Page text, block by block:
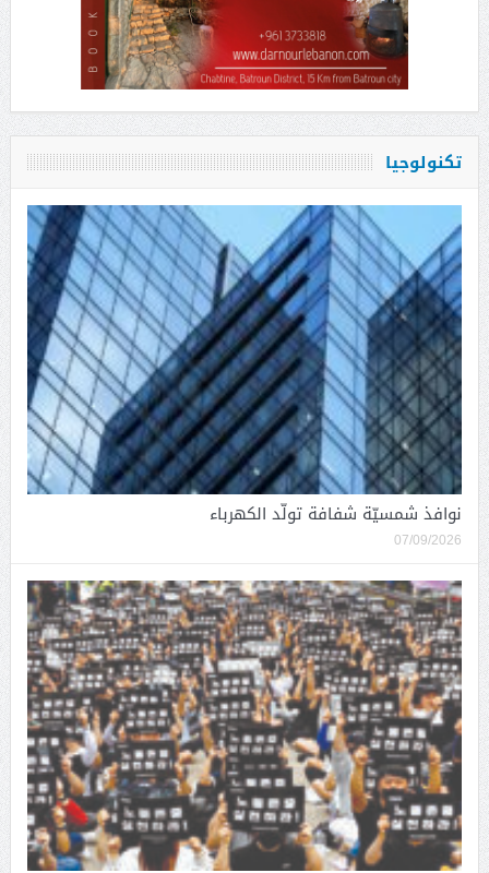
تكنولوجيا
نوافذ شمسيّة شفافة تولّد الكهرباء
07/09/2026